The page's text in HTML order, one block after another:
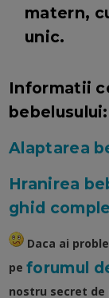
matern,
unic.
Informatii
bebelusului:
Alaptarea
Hranirea
ghid
Daca ai
pe forumul
nostru secret de